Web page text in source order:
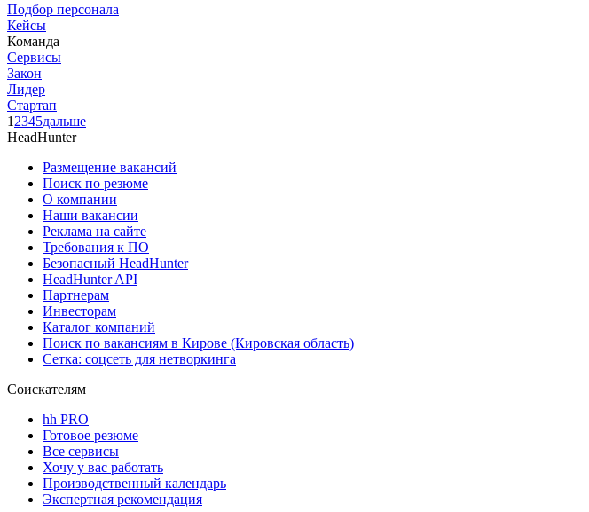
Подбор персонала
Кейсы
Команда
Сервисы
Закон
Лидер
Стартап
1 2345дальше
HeadHunter
Размещение вакансий
Поиск по резюме
О компании
Наши вакансии
Реклама на сайте
Требования к ПО
Безопасный HeadHunter
HeadHunter API
Партнерам
Инвесторам
Каталог компаний
Поиск по вакансиям в Кирове (Кировская область)
Сетка: соцсеть для нетворкинга
Соискателям
hh PRO
Готовое резюме
Все сервисы
Хочу у вас работать
Производственный календарь
Экспертная рекомендация